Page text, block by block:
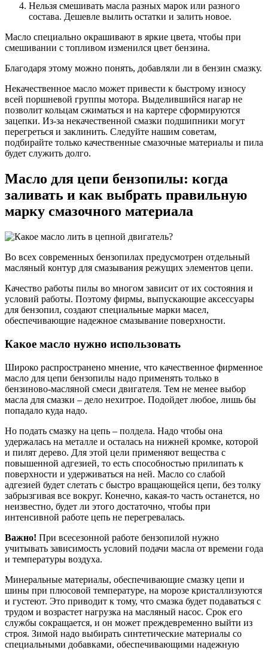
Нельзя смешивать масла разных марок или разного
состава. Дешевле вылить остатки и залить новое.
Масло специально окрашивают в яркие цвета, чтобы при
смешивании с топливом изменился цвет бензина.
Благодаря этому можно понять, добавляли ли в бензин смазку.
Некачественное масло может привести к быстрому износу
всей поршневой группы мотора. Выделившийся нагар не
позволит кольцам сжиматься и на картере сформируются
зацепки. Из-за некачественной смазки подшипники могут
перегреться и заклинить. Следуйте нашим советам,
подбирайте только качественные смазочные материалы и пила
будет служить долго.
Масло для цепи бензопилы: когда
заливать и как выбрать правильную
марку смазочного материала
Во всех современных бензопилах предусмотрен отдельный
масляный контур для смазывания режущих элементов цепи.
Качество работы пилы во многом зависит от их состояния и
условий работы. Поэтому фирмы, выпускающие аксессуары
для бензопил, создают специальные марки масел,
обеспечивающие надежное смазывание поверхности.
Какое масло нужно использовать
Широко распространено мнение, что качественное фирменное
масло для цепи бензопилы надо применять только в
бензиново-масляной смеси двигателя. Тем не менее выбор
масла для смазки – дело нехитрое. Подойдет любое, лишь бы
попадало куда надо.
Но подать смазку на цепь – полдела. Надо чтобы она
удержалась на металле и осталась на нижней кромке, которой
и пилят дерево. Для этой цели применяют вещества с
повышенной адгезией, то есть способностью прилипать к
поверхности и удерживаться на ней. Масло со слабой
адгезией будет слетать с быстро вращающейся цепи, без толку
забрызгивая все вокруг. Конечно, какая-то часть останется, но
неизвестно, будет ли этого достаточно, чтобы при
интенсивной работе цепь не перегревалась.
Важно! При всесезонной работе бензопилой нужно
учитывать зависимость условий подачи масла от времени года
и температуры воздуха.
Минеральные материалы, обеспечивающие смазку цепи и
шины при плюсовой температуре, на морозе кристаллизуются
и густеют. Это приводит к тому, что смазка будет подаваться с
трудом и возрастет нагрузка на масляный насос. Срок его
службы сокращается, и он может преждевременно выйти из
строя. Зимой надо выбирать синтетические материалы со
специальными добавками, обеспечивающими надежную